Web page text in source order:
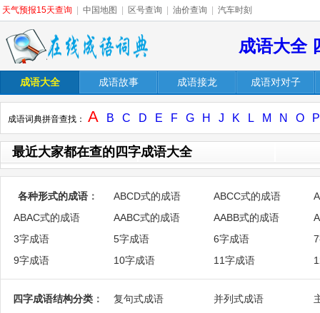
天气预报15天查询 中国地图 区号查询 油价查询 汽车时刻
成语大全
成语大全 成语故事 成语接龙 成语对对子
成语词典拼音查找： A B C D E F G H J K L M N O P
最近大家都在查的四字成语大全
各种形式的成语 ： ABCD式的成语 ABCC式的成语
ABAC式的成语
AABC式的成语 AABB式的成语
3字成语
5字成语 6字成语
9字成语
10字成语 11字成语
四字成语结构分类 ： 复句式成语 并列式成语